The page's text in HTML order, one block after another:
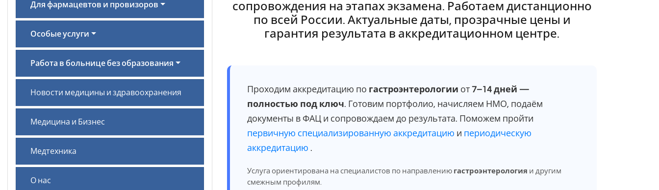
Для фармацевтов и провизоров
Особые услуги
Работа в больнице без образования
Новости медицины и здравоохранения
Медицина и Бизнес
Медтехника
О нас
сопровождения на этапах экзамена. Работаем дистанционно
по всей России. Актуальные даты, прозрачные цены и
гарантия результата в аккредитационном центре.
Проходим аккредитацию по гастроэнтерологии от 7–14 дней —
полностью под ключ. Готовим портфолио, начисляем НМО, подаём
документы в ФАЦ и сопровождаем до результата. Поможем пройти
первичную специализированную аккредитацию и периодическую
аккредитацию .
Услуга ориентирована на специалистов по направлению гастроэнтерология и другим
смежным профилям.